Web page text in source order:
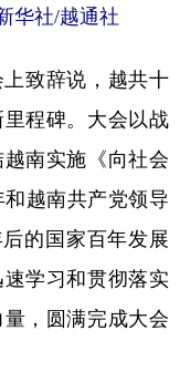
山西
江苏
江西
湖南
重庆
宁夏
华社/越通社
致辞说，越共十
程碑。大会以战
南实施《向社会
越南共产党领导
的国家百年发展
学习和贯彻落实
，圆满完成大会